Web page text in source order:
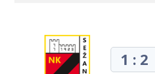
1 : 2